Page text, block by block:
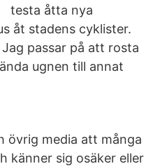
testa åtta nya
åt stadens cyklister.
passar på att rosta
ugnen till annat
övrig media att många
känner sig osäker eller